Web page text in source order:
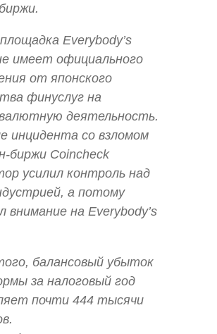
Everybody’s
имеет официального
от японского
финуслуг на
деятельность.
инцидента со взломом
биржи Coincheck
усилил контроль над
а потому
внимание на Everybody’s
балансовый убыток
за налоговый год
почти 444 тысячи